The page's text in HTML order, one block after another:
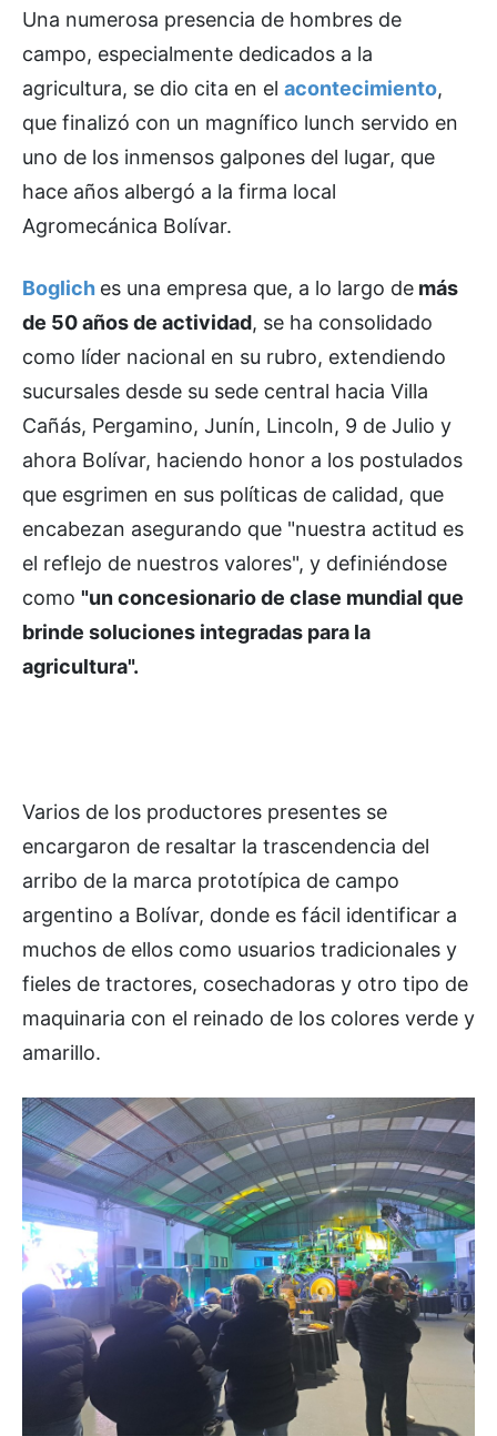
Una numerosa presencia de hombres de
campo, especialmente dedicados a la
agricultura, se dio cita en el acontecimiento,
que finalizó con un magnífico lunch servido en
uno de los inmensos galpones del lugar, que
hace años albergó a la firma local
Agromecánica Bolívar.
Boglich es una empresa que, a lo largo de más
de 50 años de actividad, se ha consolidado
como líder nacional en su rubro, extendiendo
sucursales desde su sede central hacia Villa
Cañás, Pergamino, Junín, Lincoln, 9 de Julio y
ahora Bolívar, haciendo honor a los postulados
que esgrimen en sus políticas de calidad, que
encabezan asegurando que "nuestra actitud es
el reflejo de nuestros valores", y definiéndose
como "un concesionario de clase mundial que
brinde soluciones integradas para la
agricultura".
Varios de los productores presentes se
encargaron de resaltar la trascendencia del
arribo de la marca prototípica de campo
argentino a Bolívar, donde es fácil identificar a
muchos de ellos como usuarios tradicionales y
fieles de tractores, cosechadoras y otro tipo de
maquinaria con el reinado de los colores verde y
amarillo.